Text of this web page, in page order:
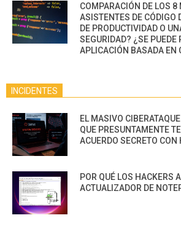
COMPARACIÓN DE LOS 8
ASISTENTES DE CÓDIGO
DE PRODUCTIVIDAD O
SEGURIDAD? ¿SE PUEDE
APLICACIÓN BASADA EN
INCIDENTES
EL MASIVO
QUE PRESUNTAMENTE
ACUERDO SECRETO CON
POR QUÉ LOS HACKERS
ACTUALIZADOR DE